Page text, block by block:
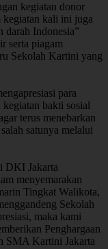
kegiatan donor
kegiatan kali ini juga
darah Indonesia”
serta piagam
Sekolah Kartini yang
para
bakti sosial
terus menebarkan
satunya melalui
DKI Jakarta
menyemarakan
Tingkat Walikota,
Sekolah
maka kami
Penghargaan
SMA Kartini Jakarta